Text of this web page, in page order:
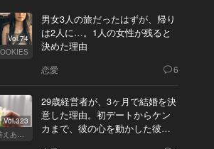
Vol.74
男女3人の旅だったはずが、帰り
は2人に…。1人の女性が残ると
決めた理由
恋愛 6
Vol.323
男と女の答えあわせ【Q】
29歳経営者が、3ヶ月で結婚を決
意した理由。初デートからケン
カまで、彼の心を動かした彼女